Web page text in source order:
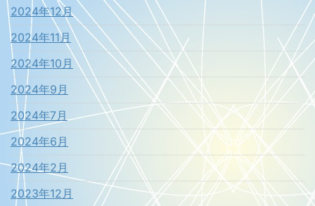
2024年12月
2024年11月
2024年10月
2024年9月
2024年7月
2024年6月
2024年2月
2023年12月